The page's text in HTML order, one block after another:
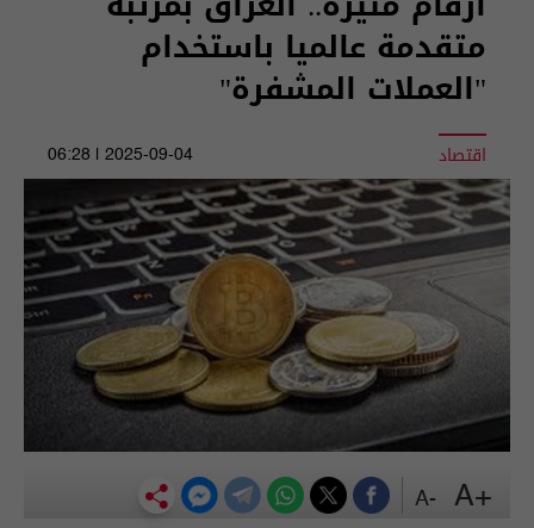
متقدمة عالميا باستخدام
"العملات المشفرة"
اقتصاد 2025-09-04 | 06:28
+A
-A